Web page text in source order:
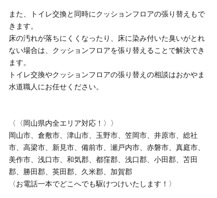
また、トイレ交換と同時にクッションフロアの張り替えもで
きます。
床の汚れが落ちにくくなったり、床に染み付いた臭いがとれ
ない場合は、クッションフロアを張り替えることで解決でき
ます。
トイレ交換やクッションフロアの張り替えの相談はおかやま
水道職人にお任せください。
〈〈岡山県内全エリア対応！〉〉
岡山市、倉敷市、津山市、玉野市、笠岡市、井原市、総社
市、高梁市、新見市、備前市、瀬戸内市、赤磐市、真庭市、
美作市、浅口市、和気郡、都窪郡、浅口郡、小田郡、苫田
郡、勝田郡、英田郡、久米郡、加賀郡
〈お電話一本でどこへでも駆けつけいたします！〉